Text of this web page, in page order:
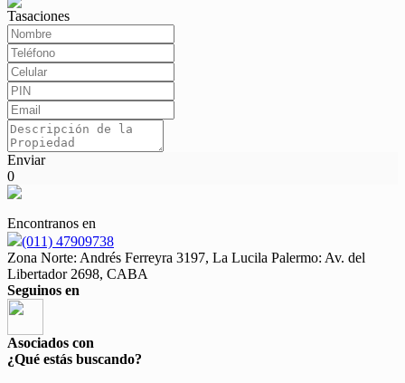
Tasaciones
Enviar
0
Encontranos en
(011) 47909738
Zona Norte: Andrés Ferreyra 3197, La Lucila Palermo: Av. del
Libertador 2698, CABA
Seguinos en
Asociados con
¿Qué estás buscando?